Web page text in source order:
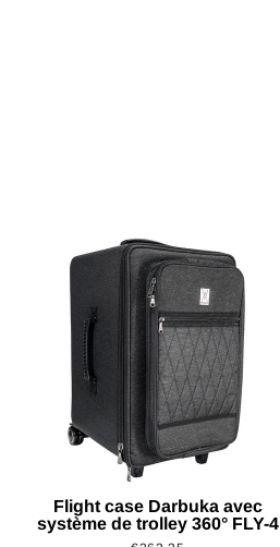
Flight case Darbuka avec
système de trolley 360° FLY-4